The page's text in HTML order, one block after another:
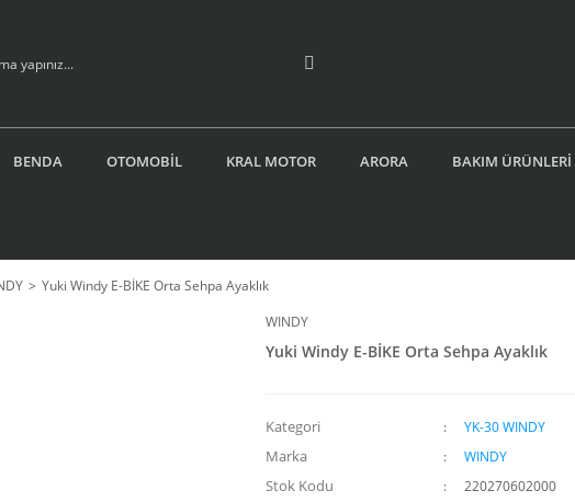
BENDA OTOMOBİL KRAL MOTOR ARORA BAKIM ÜRÜNLERİ
Yuki Windy E-BİKE Orta Sehpa Ayaklık
WINDY
Yuki Windy E-BİKE Orta Sehpa Ayaklık
Kategori YK-30 WINDY
Marka WINDY
Stok Kodu 220270602000